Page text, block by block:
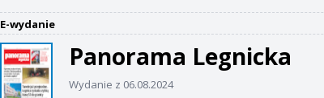
E-wydanie
Panorama Legnicka
Wydanie z 06.08.2024